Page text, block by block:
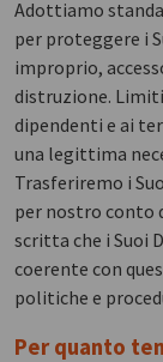
Adottiamo
per proteggere i
improprio,
distruzione.
dipendenti e ai
una legittima
Trasferiremo i
per nostro conto
scritta che i Suoi
coerente con
politiche e
Per quanto